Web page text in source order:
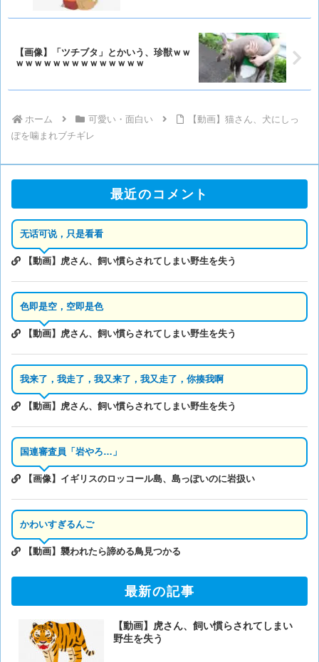
【画像】「ツチブタ」とかいう、珍獣ｗｗ
ｗｗｗｗｗｗｗｗｗｗｗｗｗｗ
ホーム 可愛い・面白い
【動画】猫さん、犬にしっ
ぽを噛まれブチギレ
最近のコメント
无话可说，只是看看
【動画】虎さん、飼い慣らされてしまい野生を失う
色即是空，空即是色
【動画】虎さん、飼い慣らされてしまい野生を失う
我来了，我走了，我又来了，我又走了，你揍我啊
【動画】虎さん、飼い慣らされてしまい野生を失う
国連審査員「岩やろ…」
【画像】イギリスのロッコール島、島っぽいのに岩扱い
かわいすぎるんご
【動画】襲われたら諦める鳥見つかる
最新の記事
【動画】虎さん、飼い慣らされてしまい
野生を失う